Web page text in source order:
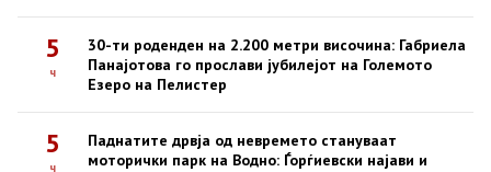
5
ч
30-ти роденден на 2.200 метри височина: Габриела
Панајотова го прослави јубилејот на Големото
Езеро на Пелистер
5
ч
Паднатите дрвја од невремето стануваат
моторички парк на Водно: Ѓорѓиевски најави и